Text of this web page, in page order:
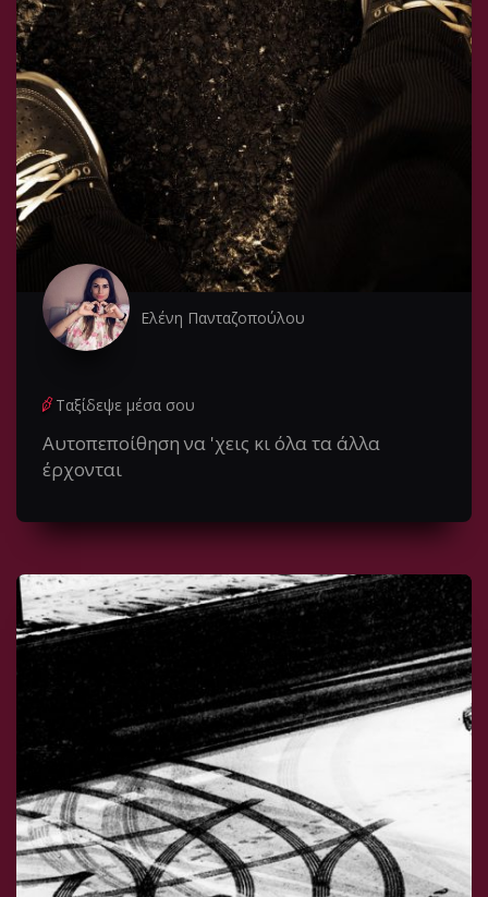
Ελένη Πανταζοπούλου
Ταξίδεψε μέσα σου
Αυτοπεποίθηση να 'χεις κι όλα τα άλλα
έρχονται